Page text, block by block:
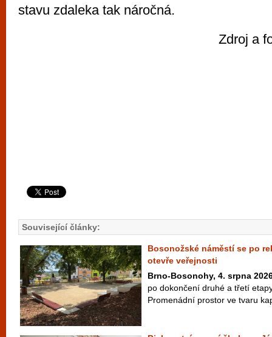
stavu zdaleka tak náročná.
Zdroj a
Související články:
Bosonožské náměstí se po
otevře veřejnosti
Brno-Bosonohy, 4. srpna
po dokončení druhé a třetí
Promenádní prostor ve tvaru